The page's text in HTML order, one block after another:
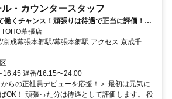
・カウンタースタッフ
働くチャンス！頑張りは待遇で正当に評価！20
！
幕張店
本郷駅/幕張本郷駅 アクセス 京成千葉
10分 ※車通勤可
16:45 遅番/16:15〜24:00
らの正社員デビューを応援！＞ 最初は元気に
OK！ 頑張った分は待遇として評価します。 役